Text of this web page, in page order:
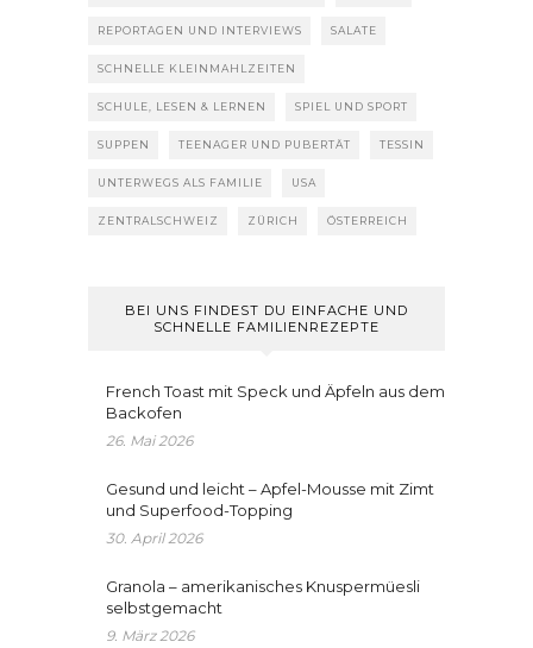
REPORTAGEN UND INTERVIEWS SALATE
SCHNELLE KLEINMAHLZEITEN
SCHULE, LESEN & LERNEN SPIEL UND SPORT
SUPPEN TEENAGER UND PUBERTÄT TESSIN
UNTERWEGS ALS FAMILIE USA
ZENTRALSCHWEIZ ZÜRICH ÖSTERREICH
BEI UNS FINDEST DU EINFACHE UND
SCHNELLE FAMILIENREZEPTE
French Toast mit Speck und Äpfeln aus dem
Backofen
26. Mai 2026
Gesund und leicht – Apfel-Mousse mit Zimt
und Superfood-Topping
30. April 2026
Granola – amerikanisches Knuspermüesli
selbstgemacht
9. März 2026